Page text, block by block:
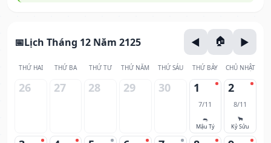
Lịch Tháng 12 Năm 2125
THỨ HAI THỨ BA THỨ TƯ THỨ NĂM THỨ SÁU THỨ BẢY CHỦ NHẬT
26 27 28 29 30 1
7/11
🐀
Mậu Tý
2
8/11
🐂
Kỷ Sửu